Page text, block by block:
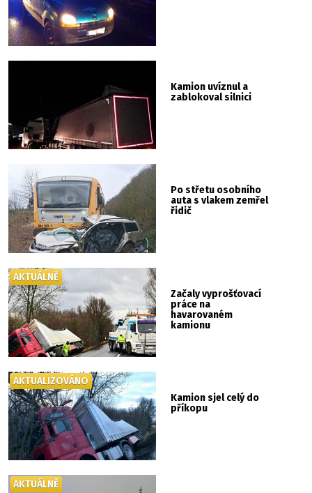
Kamion uvíznul a
zablokoval silnici
Po střetu osobního
auta s vlakem zemřel
řidič
Začaly vyprošťovací
práce na
havarovaném
kamionu
AKTUÁLNĚ
Kamion sjel celý do
příkopu
AKTUALIZOVÁNO
AKTUÁLNĚ